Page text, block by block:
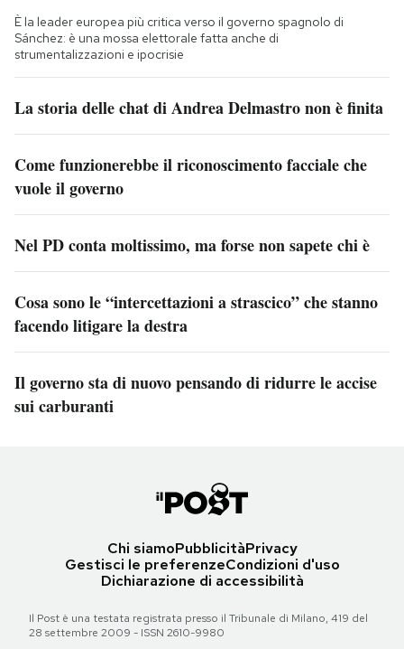
È la leader europea più critica verso il governo spagnolo di
Sánchez: è una mossa elettorale fatta anche di
strumentalizzazioni e ipocrisie
La storia delle chat di Andrea Delmastro non è finita
Come funzionerebbe il riconoscimento facciale che
vuole il governo
Nel PD conta moltissimo, ma forse non sapete chi è
Cosa sono le “intercettazioni a strascico” che stanno
facendo litigare la destra
Il governo sta di nuovo pensando di ridurre le accise
sui carburanti
Chi siamoPubblicitàPrivacy
Gestisci le preferenzeCondizioni d'uso
Dichiarazione di accessibilità
Il Post è una testata registrata presso il Tribunale di Milano, 419 del
28 settembre 2009 - ISSN 2610-9980